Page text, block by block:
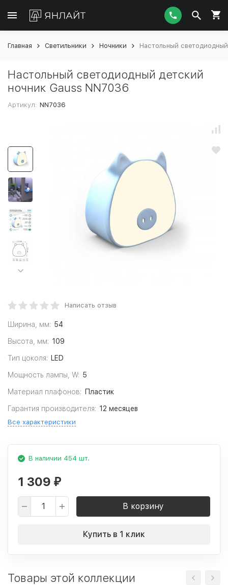
Главная Светильники Ночники Настольный
Настольный светодиодный детский
ночник Gauss NN7036
Артикул: NN7036
Написать отзыв
Ширина, мм: 54
Высота, мм: 109
Тип цоколя: LED
Мощность лампы, W: 5
Материал плафонов: Пластик
Гарантия производителя: 12 месяцев
Все характеристики
В наличии 454 шт.
1 309 ₽
В корзину
Купить в 1 клик
Товары этой коллекции